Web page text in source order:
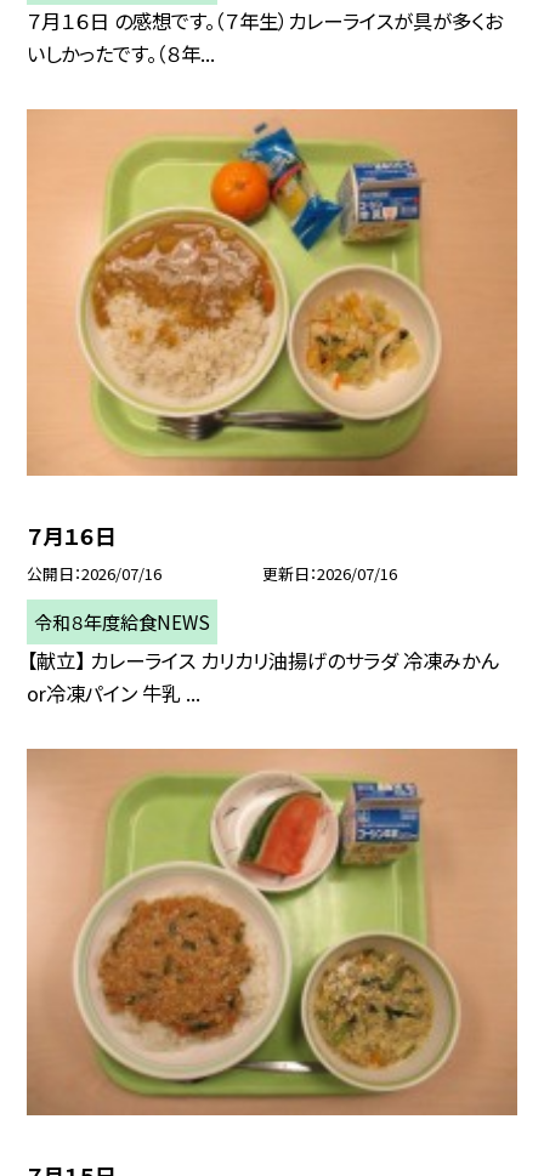
７月１６日 の感想です。（７年生）カレーライスが具が多くお
いしかったです。（８年...
７月１６日
公開日 2026/07/16 更新日 2026/07/16
令和８年度給食NEWS
【献立】 カレーライス カリカリ油揚げのサラダ 冷凍みかん
or冷凍パイン 牛乳 ...